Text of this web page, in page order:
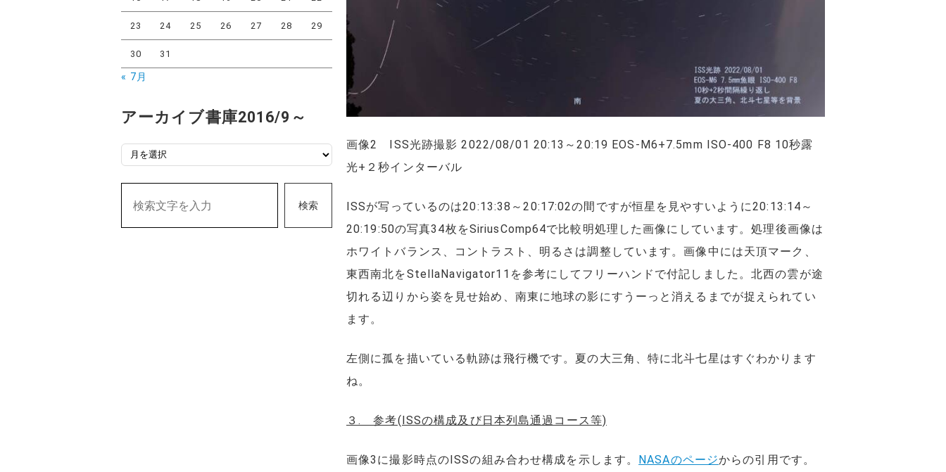
画像2 ISS光跡撮影 2022/08/01 20:13～20:19 EOS-M6+7.5mm ISO-400 F8 10秒露
光+２秒インターバル
ISSが写っているのは20:13:38～20:17:02の間ですが恒星を見やすいように20:13:14～
20:19:50の写真34枚をSiriusComp64で比較明処理した画像にしています。処理後画像は
ホワイトバランス、コントラスト、明るさは調整しています。画像中には天頂マーク、
東西南北をStellaNavigator11を参考にしてフリーハンドで付記しました。北西の雲が途
切れる辺りから姿を見せ始め、南東に地球の影にすうーっと消えるまでが捉えられてい
ます。
左側に孤を描いている軌跡は飛行機です。夏の大三角、特に北斗七星はすぐわかります
ね。
３. 参考(ISSの構成及び日本列島通過コース等)
画像3に撮影時点のISSの組み合わせ構成を示します。 NASAのページからの引用です。
23 24 25 26 27 28 29
30 31
« 7月
アーカイブ書庫2016/9～
ブ
検索